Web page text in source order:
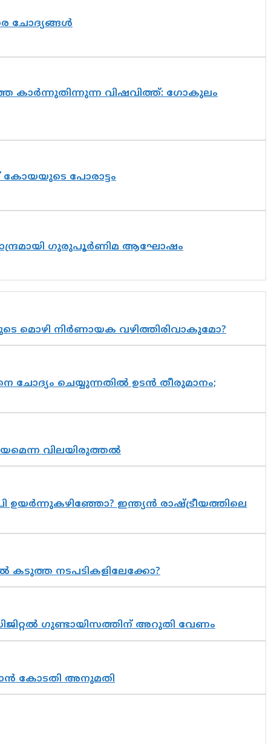
ചോദ്യങ്ങൾ
കാർന്നുതിന്നുന്ന വിഷവിത്ത്: ഗോകുലം
കോയയുടെ പോരാട്ടം
ഗുരുപൂർണിമ ആഘോഷം
മൊഴി നിർണായക വഴിത്തിരിവാകുമോ?
ചെയ്യുന്നതിൽ ഉടൻ തീരുമാനം;
വിലയിരുത്തൽ
ഉയർന്നുകഴിഞ്ഞോ? ഇന്ത്യൻ രാഷ്ട്രീയത്തിലെ
നടപടികളിലേക്കോ?
ഗുണ്ടായിസത്തിന് അറുതി വേണം
കോടതി അനുമതി